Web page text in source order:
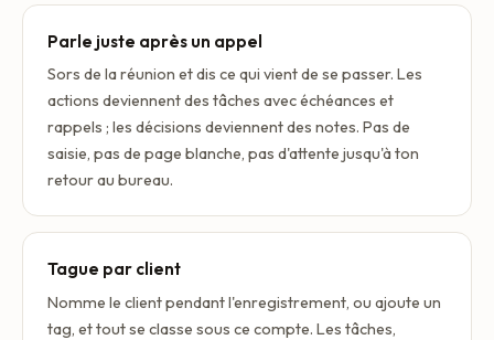
Parle juste après un appel
Sors de la réunion et dis ce qui vient de se passer. Les
actions deviennent des tâches avec échéances et
rappels ; les décisions deviennent des notes. Pas de
saisie, pas de page blanche, pas d'attente jusqu'à ton
retour au bureau.
Tague par client
Nomme le client pendant l'enregistrement, ou ajoute un
tag, et tout se classe sous ce compte. Les tâches,